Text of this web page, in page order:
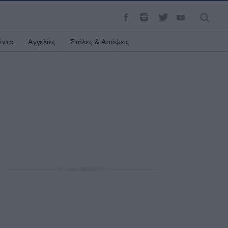
Αγγελίες Στήλες & Απόψεις